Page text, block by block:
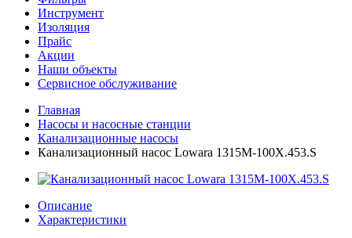
Инструмент
Изоляция
Прайс
Акции
Наши объекты
Сервисное обслуживание
Главная
Насосы и насосные станции
Канализационные насосы
Канализационный насос Lowara 1315M-100X.453.S
Описание
Характеристики